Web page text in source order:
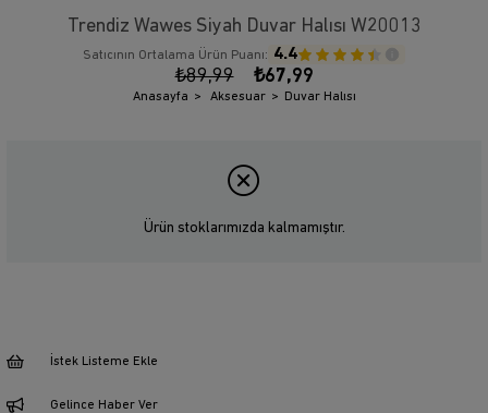
Trendiz Wawes Siyah Duvar Halısı W20013
Satıcının Ortalama Ürün Puanı: 4.4
₺89,99 ₺67,99
Anasayfa Aksesuar Duvar Halısı
Ürün stoklarımızda kalmamıştır.
İstek Listeme Ekle
Gelince Haber Ver